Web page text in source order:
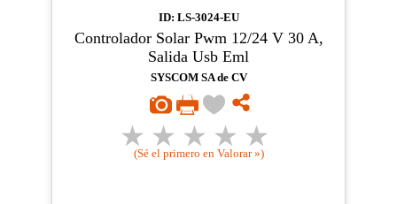
ID: LS-3024-EU
Controlador Solar Pwm 12/24 V 30 A,
Salida Usb Eml
SYSCOM SA de CV
(Sé el primero en Valorar »)